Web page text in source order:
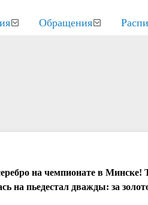
Обращения
на чемпионате в
на пьедестал дважды: за